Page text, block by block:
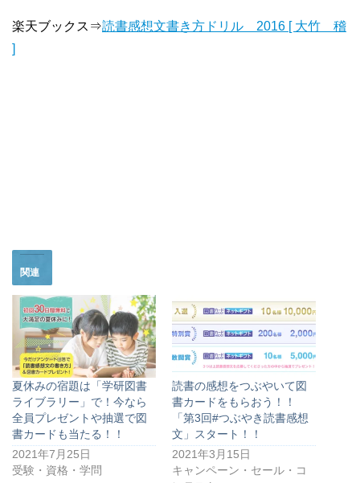
楽天ブックス⇒読書感想文書き方ドリル 2016 [ 大竹 稽
]
関連
夏休みの宿題は「学研図書
ライブラリー」で！今なら
全員プレゼントや抽選で図
書カードも当たる！！
2021年7月25日
受験・資格・学問
読書の感想をつぶやいて図
書カードをもらおう！！
「第3回#つぶやき読書感想
文」スタート！！
2021年3月15日
キャンペーン・セール・コ